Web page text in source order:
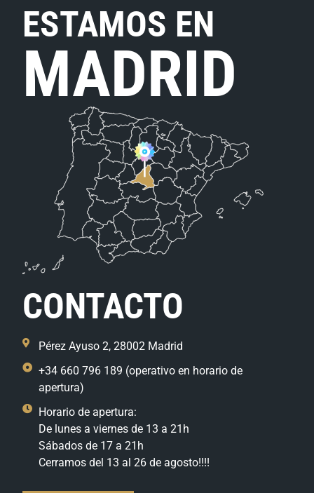
ESTAMOS EN
MADRID
CONTACTO
Pérez Ayuso 2, 28002 Madrid
+34 660 796 189 (operativo en horario de
apertura)
Horario de apertura:
De lunes a viernes de 13 a 21h
Sábados de 17 a 21h
Cerramos del 13 al 26 de agosto!!!!